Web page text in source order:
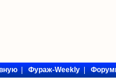
|Фураж-Weekly|